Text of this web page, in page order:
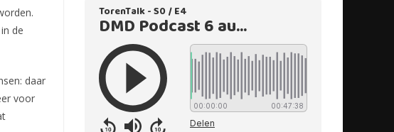
de
daar
voor